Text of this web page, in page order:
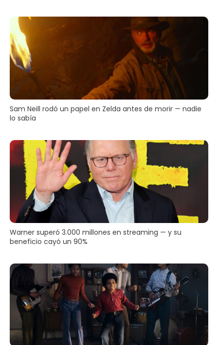
Sam Neill rodó un papel en Zelda antes de morir — nadie
lo sabía
Warner superó 3.000 millones en streaming — y su
beneficio cayó un 90%